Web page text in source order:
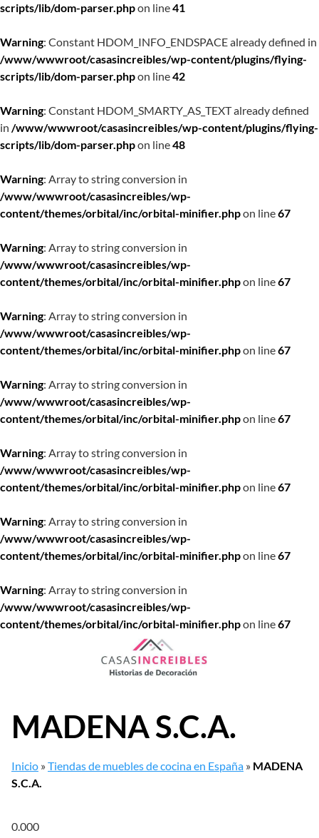
scripts/lib/dom-parser.phpon line41
Warning: Constant HDOM_INFO_ENDSPACE already defined in
/www/wwwroot/casasincreibles/wp-content/plugins/flying-
scripts/lib/dom-parser.phpon line42
Warning: Constant HDOM_SMARTY_AS_TEXT already defined
in /www/wwwroot/casasincreibles/wp-content/plugins/flying-
scripts/lib/dom-parser.phpon line48
Warning: Array to string conversion in
/www/wwwroot/casasincreibles/wp-
content/themes/orbital/inc/orbital-minifier.phpon line67
Warning: Array to string conversion in
/www/wwwroot/casasincreibles/wp-
content/themes/orbital/inc/orbital-minifier.phpon line67
Warning: Array to string conversion in
/www/wwwroot/casasincreibles/wp-
content/themes/orbital/inc/orbital-minifier.phpon line67
Warning: Array to string conversion in
/www/wwwroot/casasincreibles/wp-
content/themes/orbital/inc/orbital-minifier.phpon line67
Warning: Array to string conversion in
/www/wwwroot/casasincreibles/wp-
content/themes/orbital/inc/orbital-minifier.phpon line67
Warning: Array to string conversion in
/www/wwwroot/casasincreibles/wp-
content/themes/orbital/inc/orbital-minifier.phpon line67
Warning: Array to string conversion in
/www/wwwroot/casasincreibles/wp-
content/themes/orbital/inc/orbital-minifier.phpon line67
MADENA S.C.A.
Inicio »Tiendas de muebles de cocina en España » MADENA
S.C.A.
0.000